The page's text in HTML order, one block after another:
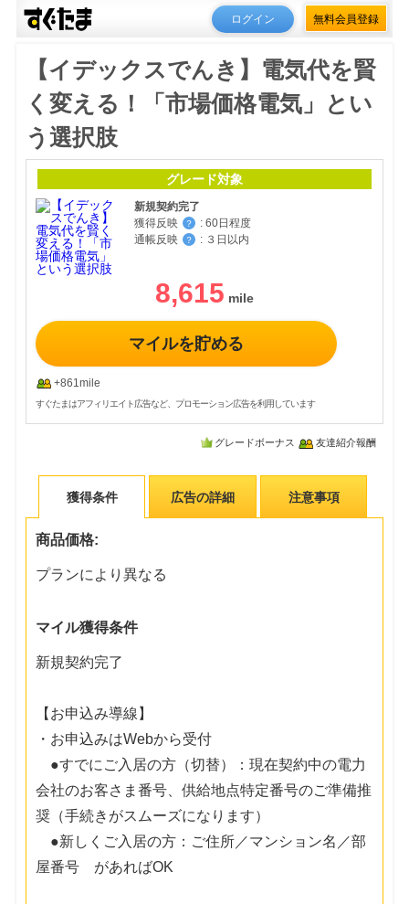
ログイン 無料会員登録
【イデックスでんき】電気代を賢
く変える！「市場価格電気」とい
う選択肢
グレード対象
新規契約完了
獲得反映
？ : 60日程度
通帳反映
？ : ３日以内
8,615
マイルを貯める
+861mile
すぐたまはアフィリエイト広告など、プロモーション広告を利用しています
グレードボーナス 友達紹介報酬
獲得条件 広告の詳細 注意事項
商品価格:
プランにより異なる
マイル獲得条件
新規契約完了
【お申込み導線】
・お申込みはWebから受付
●すでにご入居の方（切替）：現在契約中の電力
会社のお客さま番号、供給地点特定番号のご準備推
奨（手続きがスムーズになります）
●新しくご入居の方：ご住所／マンション名／部
屋番号 があればOK